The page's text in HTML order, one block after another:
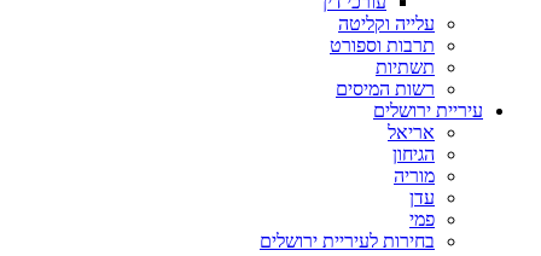
עלייה וקליטה
תרבות וספורט
תשתיות
רשות המיסים
עיריית ירושלים
אריאל
הגיחון
מוריה
עדן
פמי
בחירות לעיריית ירושלים